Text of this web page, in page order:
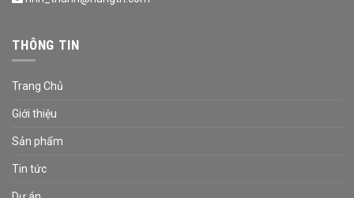
THÔNG TIN
Trang Chủ
Giới thiệu
Sản phẩm
Tin tức